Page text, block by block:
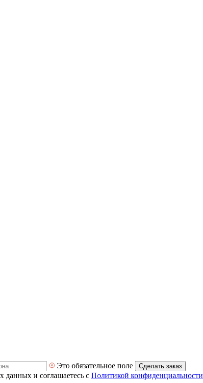
Это обязательное поле Сделать заказ
данных и соглашаетесь с Политикой конфиденциальности